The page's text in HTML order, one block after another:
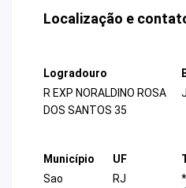
Localização e
Logradouro
R EXP NORALDINO ROSA
DOS SANTOS 35
Município
Sao
UF
RJ